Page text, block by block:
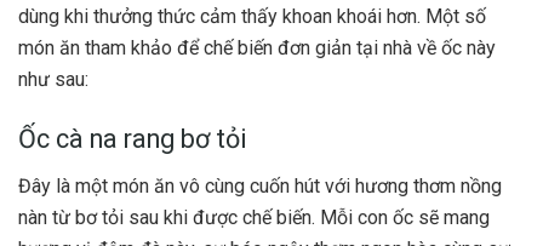
dùng khi thưởng thức cảm thấy khoan khoái hơn. Một số
món ăn tham khảo để chế biến đơn giản tại nhà về ốc này
như sau:
Ốc cà na rang bơ tỏi
Đây là một món ăn vô cùng cuốn hút với hương thơm nồng
nàn từ bơ tỏi sau khi được chế biến. Mỗi con ốc sẽ mang